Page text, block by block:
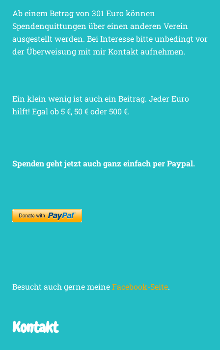
Ab einem Betrag von 301 Euro können
Spendenquittungen über einen anderen Verein
ausgestellt werden. Bei Interesse bitte unbedingt vor
der Überweisung mit mir Kontakt aufnehmen.
Ein klein wenig ist auch ein Beitrag. Jeder Euro
hilft! Egal ob 5 €, 50 € oder 500 €.
Spenden geht jetzt auch ganz einfach per Paypal.
Besucht auch gerne meineFacebook-Seite.
Kontakt